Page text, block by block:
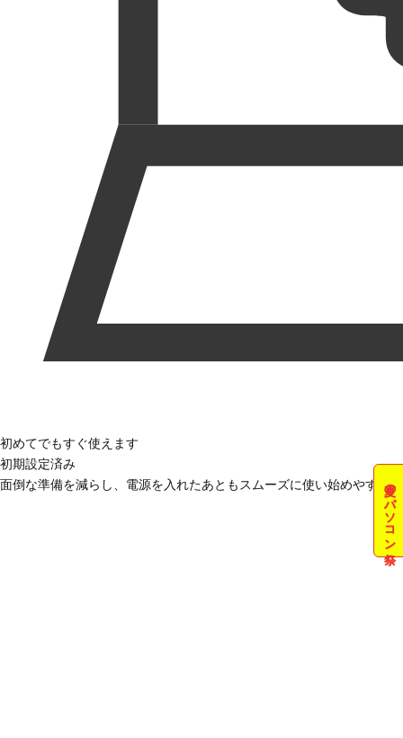
夏のパソコン祭
初めてでもすぐ使えます
初期設定済み
面倒な準備を減らし、電源を入れたあともスムーズに使い始めやすい